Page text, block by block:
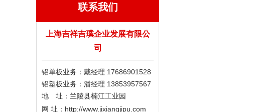
联系我们
上海吉祥吉璞企业发展有限公
司
铝单板业务：戴经理 17686901528
铝塑板业务：潘经理 13853957567
地 址：兰陵县楠江工业园
网 址：http://www.jixiangjipu.com